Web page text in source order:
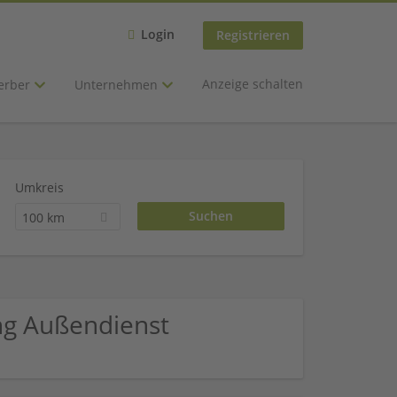
Login Registrieren
Unternehmen Anzeige schalten
Umkreis
100 km
Außendienst